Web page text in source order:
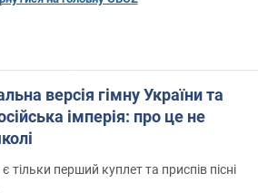
версія гімну України та
імперія: про це не
перший куплет та приспів пісні